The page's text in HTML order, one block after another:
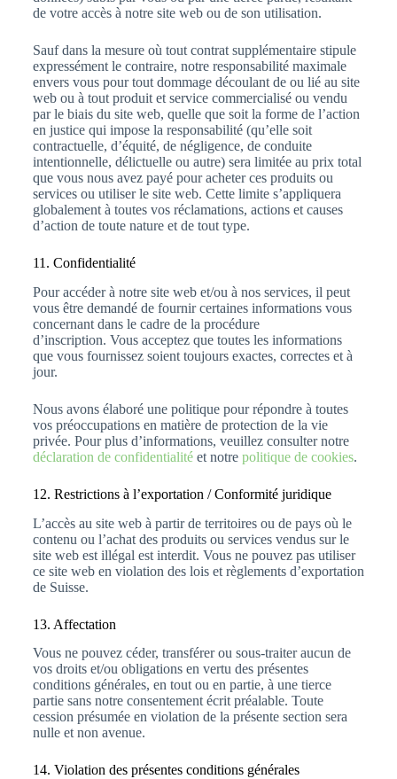
de votre accès à notre site web ou de son utilisation.
Sauf dans la mesure où tout contrat supplémentaire stipule
expressément le contraire, notre responsabilité maximale
envers vous pour tout dommage découlant de ou lié au site
web ou à tout produit et service commercialisé ou vendu
par le biais du site web, quelle que soit la forme de l’action
en justice qui impose la responsabilité (qu’elle soit
contractuelle, d’équité, de négligence, de conduite
intentionnelle, délictuelle ou autre) sera limitée au prix total
que vous nous avez payé pour acheter ces produits ou
services ou utiliser le site web. Cette limite s’appliquera
globalement à toutes vos réclamations, actions et causes
d’action de toute nature et de tout type.
11. Confidentialité
Pour accéder à notre site web et/ou à nos services, il peut
vous être demandé de fournir certaines informations vous
concernant dans le cadre de la procédure
d’inscription. Vous acceptez que toutes les informations
que vous fournissez soient toujours exactes, correctes et à
jour.
Nous avons élaboré une politique pour répondre à toutes
vos préoccupations en matière de protection de la vie
privée. Pour plus d’informations, veuillez consulter notre
déclaration de confidentialitéet notre politique de cookies.
12. Restrictions à l’exportation / Conformité juridique
L’accès au site web à partir de territoires ou de pays où le
contenu ou l’achat des produits ou services vendus sur le
site web est illégal est interdit. Vous ne pouvez pas utiliser
ce site web en violation des lois et règlements d’exportation
de Suisse.
13. Affectation
Vous ne pouvez céder, transférer ou sous-traiter aucun de
vos droits et/ou obligations en vertu des présentes
conditions générales, en tout ou en partie, à une tierce
partie sans notre consentement écrit préalable. Toute
cession présumée en violation de la présente section sera
nulle et non avenue.
14. Violation des présentes conditions générales